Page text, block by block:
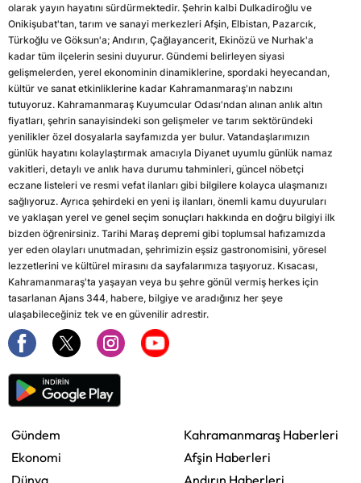
olarak yayın hayatını sürdürmektedir. Şehrin kalbi Dulkadiroğlu ve
Onikişubat'tan, tarım ve sanayi merkezleri Afşin, Elbistan, Pazarcık,
Türkoğlu ve Göksun'a; Andırın, Çağlayancerit, Ekinözü ve Nurhak'a
kadar tüm ilçelerin sesini duyurur. Gündemi belirleyen siyasi
gelişmelerden, yerel ekonominin dinamiklerine, spordaki heyecandan,
kültür ve sanat etkinliklerine kadar Kahramanmaraş'ın nabzını
tutuyoruz. Kahramanmaraş Kuyumcular Odası'ndan alınan anlık altın
fiyatları, şehrin sanayisindeki son gelişmeler ve tarım sektöründeki
yenilikler özel dosyalarla sayfamızda yer bulur. Vatandaşlarımızın
günlük hayatını kolaylaştırmak amacıyla Diyanet uyumlu günlük namaz
vakitleri, detaylı ve anlık hava durumu tahminleri, güncel nöbetçi
eczane listeleri ve resmi vefat ilanları gibi bilgilere kolayca ulaşmanızı
sağlıyoruz. Ayrıca şehirdeki en yeni iş ilanları, önemli kamu duyuruları
ve yaklaşan yerel ve genel seçim sonuçları hakkında en doğru bilgiyi ilk
bizden öğrenirsiniz. Tarihi Maraş depremi gibi toplumsal hafızamızda
yer eden olayları unutmadan, şehrimizin eşsiz gastronomisini, yöresel
lezzetlerini ve kültürel mirasını da sayfalarımıza taşıyoruz. Kısacası,
Kahramanmaraş'ta yaşayan veya bu şehre gönül vermiş herkes için
tasarlanan Ajans 344, habere, bilgiye ve aradığınız her şeye
ulaşabileceğiniz tek ve en güvenilir adrestir.
Gündem
Ekonomi
Kahramanmaraş Haberleri
Afşin Haberleri